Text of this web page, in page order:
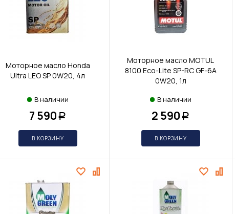
Моторное масло Honda
Ultra LEO SP 0W20, 4л
В наличии
7 590 Р
В КОРЗИНУ
Моторное масло MOTUL
8100 Eco-Lite SP-RC GF-6A
0W20, 1л
В наличии
2 590 Р
В КОРЗИНУ